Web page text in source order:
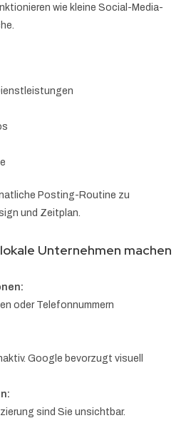
wie kleine Social-Media-
Posting-Routine zu
und Zeitplan.
Unternehmen machen
oder Telefonnummern
Google bevorzugt visuell
sind Sie unsichtbar.